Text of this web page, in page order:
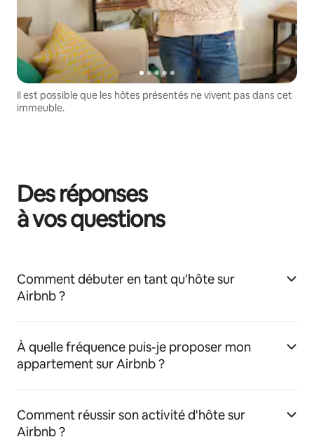
Il est possible que les hôtes présentés ne vivent pas dans cet
immeuble.
Des réponses
à vos questions
Comment débuter en tant qu'hôte sur
Airbnb ?
À quelle fréquence puis-je proposer mon
appartement sur Airbnb ?
Comment réussir son activité d'hôte sur
Airbnb ?